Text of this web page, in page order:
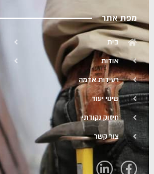
מפת אתר
בית
אודות
רעידות אדמה
שינוי יעוד
חיזוק נקודתי
צור קשר